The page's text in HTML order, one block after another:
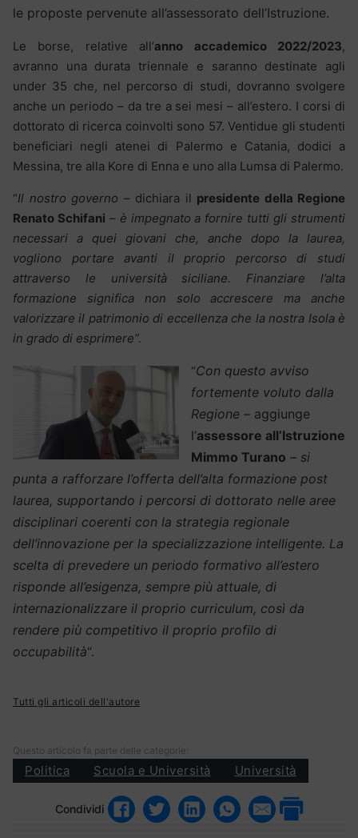
le proposte pervenute all’assessorato dell’Istruzione.
Le borse, relative all’anno accademico 2022/2023,
avranno una durata triennale e saranno destinate agli
under 35 che, nel percorso di studi, dovranno svolgere
anche un periodo – da tre a sei mesi – all’estero. I corsi di
dottorato di ricerca coinvolti sono 57. Ventidue gli studenti
beneficiari negli atenei di Palermo e Catania, dodici a
Messina, tre alla Kore di Enna e uno alla Lumsa di Palermo.
“Il nostro governo – dichiara il presidente della Regione
Renato Schifani – è impegnato a fornire tutti gli strumenti
necessari a quei giovani che, anche dopo la laurea,
vogliono portare avanti il proprio percorso di studi
attraverso le università siciliane. Finanziare l’alta
formazione significa non solo accrescere ma anche
valorizzare il patrimonio di eccellenza che la nostra Isola è
in grado di esprimere”.
“Con questo avviso
fortemente voluto dalla
Regione – aggiunge
l’assessore all’Istruzione
Mimmo Turano – si
punta a rafforzare l’offerta dell’alta formazione post
laurea, supportando i percorsi di dottorato nelle aree
disciplinari coerenti con la strategia regionale
dell’innovazione per la specializzazione intelligente. La
scelta di prevedere un periodo formativo all’estero
risponde all’esigenza, sempre più attuale, di
internazionalizzare il proprio curriculum, così da
rendere più competitivo il proprio profilo di
occupabilità“.
Tutti gli articoli dell'autore
Questo articolo fa parte delle categorie:
Politica Scuola e Università Università
Condividi